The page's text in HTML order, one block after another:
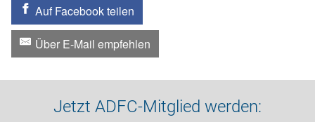
Auf Facebook teilen
Über E-Mail empfehlen
Jetzt ADFC-Mitglied werden: